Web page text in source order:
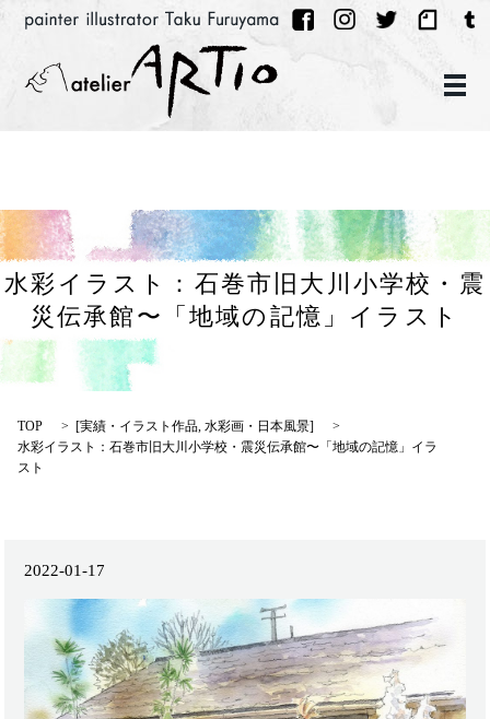
メ
水彩イラスト：石巻市旧大川小学校・震
災伝承館〜「地域の記憶」イラスト
TOP [実績・イラスト作品 ,水彩画・日本風景]
水彩イラスト：石巻市旧大川小学校・震災伝承館〜「地域の記憶」イラ
スト
2022-01-17